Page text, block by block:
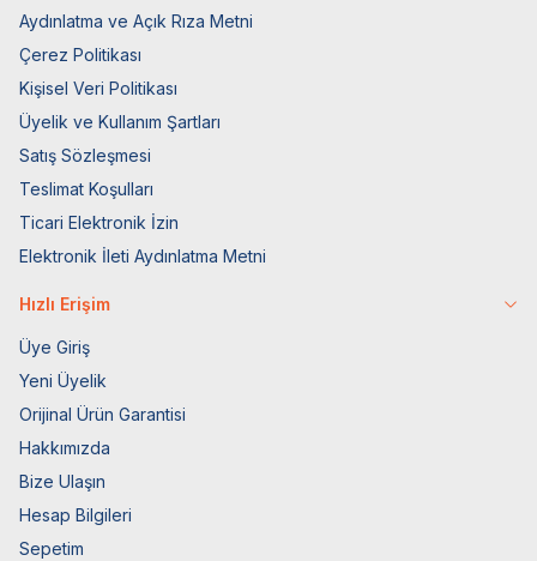
Aydınlatma ve Açık Rıza Metni
Çerez Politikası
Kişisel Veri Politikası
Üyelik ve Kullanım Şartları
Satış Sözleşmesi
Teslimat Koşulları
Ticari Elektronik İzin
Elektronik İleti Aydınlatma Metni
Hızlı Erişim
Üye Giriş
Yeni Üyelik
Orijinal Ürün Garantisi
Hakkımızda
Bize Ulaşın
Hesap Bilgileri
Sepetim